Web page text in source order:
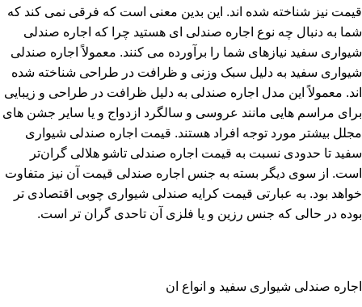
قیمت نیز شناخته شده اند. این بدین معنی است که فرقی نمی کند که
شما به دنبال چه نوع اجاره صندلی ای هستید چرا که اجاره صندلی
شیواری سفید نیازهای شما را برآورده می کنند. معمولاً اجاره صندلی
شیواری سفید به دلیل سبک وزنی و ظرافت در طراحی شناخته شده
اند. معمولاً این مدل اجاره صندلی به دلیل ظرافت در طراحی و زیبایی
برای مراسم هایی مانند عروسی و سالگرد ازدواج و یا سایر جشن های
مجلل بیشتر مورد توجه افراد هستند. قیمت اجاره صندلی شیواری
سفید تا حدودی نسبت به قیمت اجاره صندلی تاشو هلالی گران‌تر
است. از سوی دیگر بسته به جنس اجاره صندلی قیمت آن نیز متفاوت
خواهد بود. به عبارتی قیمت کرایه صندلی شیواری چوبی اقتصادی­ تر
بوده در حالی که جنس رزین و یا فلزی آن تاحدی گران تر است.
اجاره صندلی شیواری سفید و انواع ان